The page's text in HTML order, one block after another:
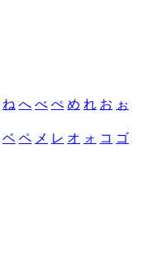
ね へ べ ぺ め れ お ぉ
ベ ペ メ レ オ ォ コ ゴ